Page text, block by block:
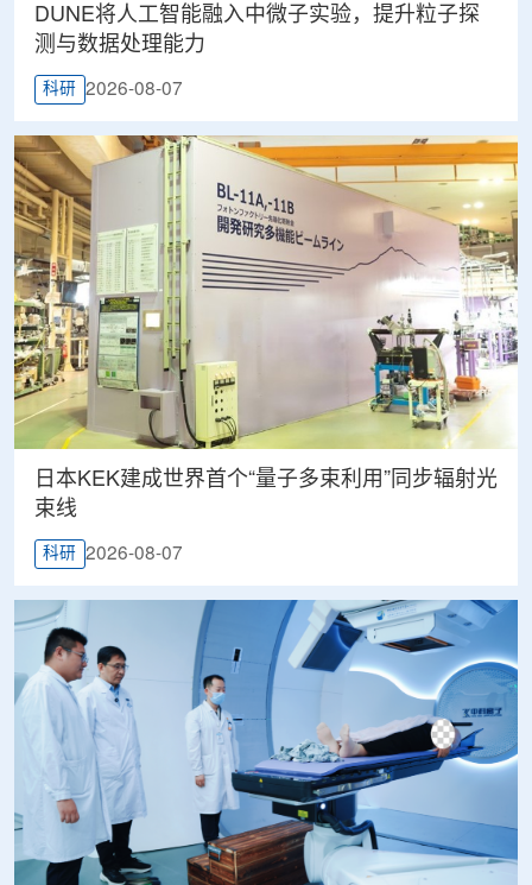
DUNE将人工智能融入中微子实验，提升粒子探
测与数据处理能力
科研 2026-08-07
日本KEK建成世界首个“量子多束利用”同步辐射光
束线
科研 2026-08-07